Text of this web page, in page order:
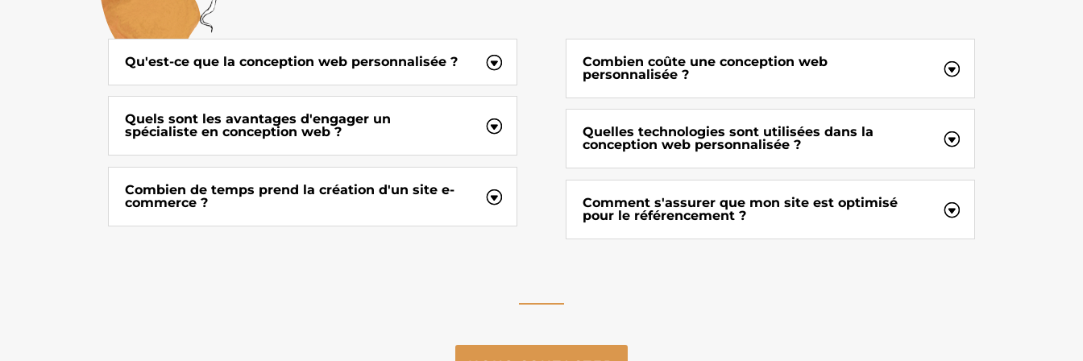
Qu'est-ce que la conception web personnalisée ?
Quels sont les avantages d'engager un
spécialiste en conception web ?
Combien de temps prend la création d'un site e-
commerce ?
Combien coûte une conception web
personnalisée ?
Quelles technologies sont utilisées dans la
conception web personnalisée ?
Comment s'assurer que mon site est optimisé
pour le référencement ?